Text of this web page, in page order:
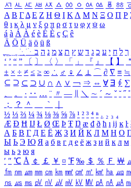
ㅺ ㅻ ㅼ ㅽ ㅾ ㅿ ㆀ ㆁ ㆂ ㆃ ㆄ ㆅ
Α Β ΓΔ Ε Ζ Η Θ Ι ΚΛ Μ Ν Ξ Ο Π Ρ
θ ι κ λ μ ν ξ ο π ρ σ τ υ φ χ ψ ω
á à Á À é è É È ç Ç ê
Ä Ö Ü ä ö ü ß
ִֶֹ ֻּ ׁׂ ך ל ח י ע כ ג ד ש ץ ת צ מ נ ה ב
‘ ’ “ ” 〔 〕 〈 〉 「 」 『 』 【 】 ＂
± × ÷ ≠ ≤ ≥ ∞ ∴ ♂ ♀ ∠ ⊥ ⌒ ∂ ∇ ≡ ≒
⊆ ⊇ ⊂ ⊃ ∪ ∩ ∧ ∨ ￢ ⇒ ⇔ ∀ ∃ ∮ ∑
、
。 · ‥ … ¨ 〃 ― ＼ ∼ ´ ～ ˇ ˘ ˝ ˚
；
？ ＾ ｀
½ ⅓ ⅔ ¼ ¾ ⅛ ⅜ ⅝ ⅞ ¹ ² ³ ⁴ ⁿ ₁ ₂ ₃ ₄
Æ Ð Ħ Ĳ Ł Ø Œ Þ Ŧ Ŋ æ đ ð ħ ı ĳ ĸ ŀ
А Б В Г Д Е Ё Ж З И Й К Л М Н О
Ы Ь Э Ю Я а б в г д е ё ж з и й к л м
ы ь э ю я
′ ″ ℃ Å ￠ ￡ ￥ ¤ ℉ ‰ ＄ ％ Ｆ ￦
㎙ ㎚ ㎛ ㎜ ㎝ ㎞ ㎟ ㎠ ㎡ ㎢ ㏊ ㎍
㎱ ㎲ ㎳ ㎴ ㎵ ㎶ ㎷ ㎸ ㎹ ㎀ ㎁ ㎂